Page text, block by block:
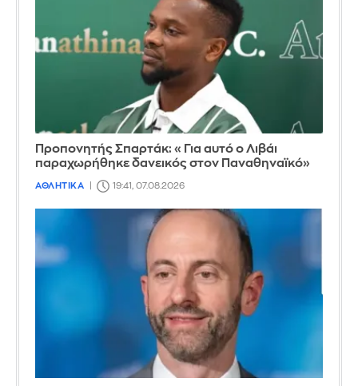
Προπονητής Σπαρτάκ: «Για αυτό ο Λιβάι
παραχωρήθηκε δανεικός στον Παναθηναϊκό»
ΑΘΛΗΤΙΚΑ 19:41, 07.08.2026